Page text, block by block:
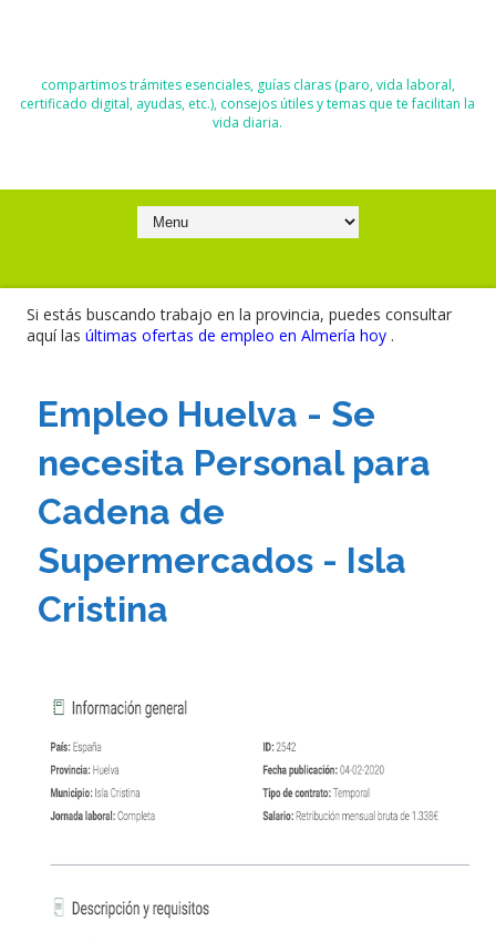
compartimos trámites esenciales, guías claras (paro, vida laboral,
certificado digital, ayudas, etc.), consejos útiles y temas que te facilitan la
vida diaria.
Si estás buscando trabajo en la provincia, puedes consultar
aquí las últimas ofertas de empleo en Almería hoy .
Empleo Huelva - Se
necesita Personal para
Cadena de
Supermercados - Isla
Cristina